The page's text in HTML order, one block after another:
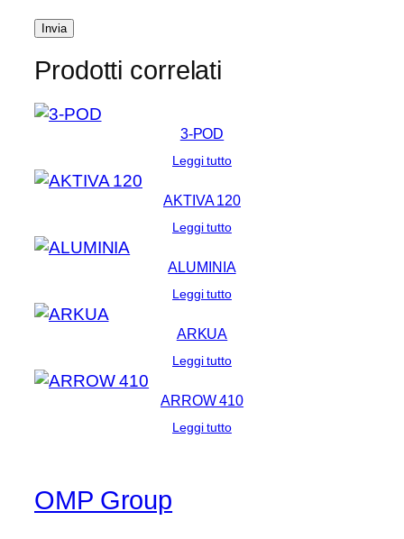
Prodotti correlati
3-POD
Leggi tutto
AKTIVA 120
Leggi tutto
ALUMINIA
Leggi tutto
ARKUA
Leggi tutto
ARROW 410
Leggi tutto
OMP Group